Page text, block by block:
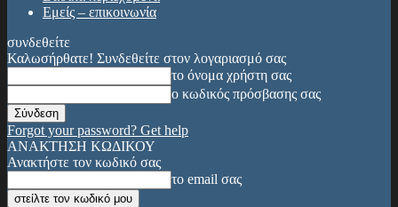
Εμείς – επικοινωνία
συνδεθείτε
Καλωσήρθατε! Συνδεθείτε στον λογαριασμό σας
το όνομα χρήστη σας
ο κωδικός πρόσβασης σας
Forgot your password? Get help
ΑΝΑΚΤΗΣΗ ΚΩΔΙΚΟΥ
Ανακτήστε τον κωδικό σας
το email σας